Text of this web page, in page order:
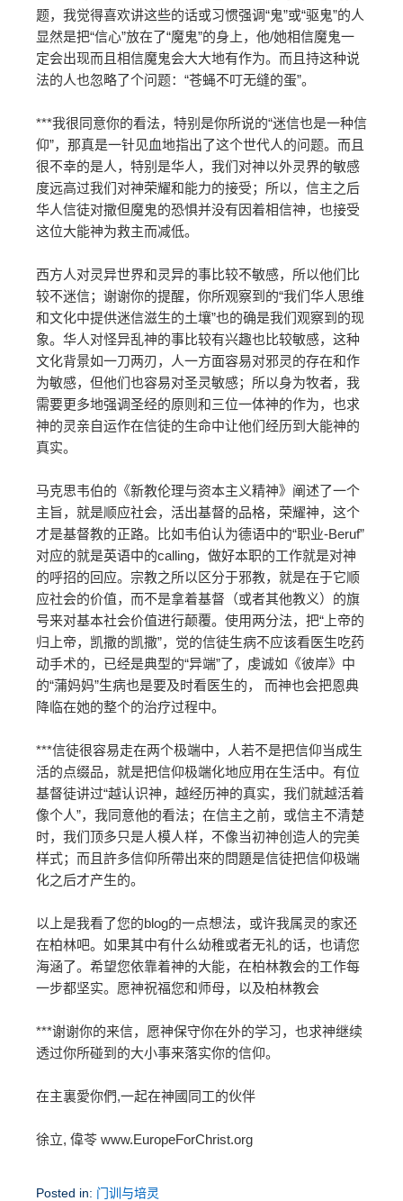
题，我觉得喜欢讲这些的话或习惯强调“鬼”或“驱鬼”的人
显然是把“信心”放在了“魔鬼”的身上，他/她相信魔鬼一
定会出现而且相信魔鬼会大大地有作为。而且持这种说
法的人也忽略了个问题：“苍蝇不叮无缝的蛋”。
***我很同意你的看法，特别是你所说的“迷信也是一种信
仰”，那真是一针见血地指出了这个世代人的问题。而且
很不幸的是人，特别是华人，我们对神以外灵界的敏感
度远高过我们对神荣耀和能力的接受；所以，信主之后
华人信徒对撒但魔鬼的恐惧并没有因着相信神，也接受
这位大能神为救主而减低。
西方人对灵异世界和灵异的事比较不敏感，所以他们比
较不迷信；谢谢你的提醒，你所观察到的“我们华人思维
和文化中提供迷信滋生的土壤”也的确是我们观察到的现
象。华人对怪异乱神的事比较有兴趣也比较敏感，这种
文化背景如一刀两刃，人一方面容易对邪灵的存在和作
为敏感，但他们也容易对圣灵敏感；所以身为牧者，我
需要更多地强调圣经的原则和三位一体神的作为，也求
神的灵亲自运作在信徒的生命中让他们经历到大能神的
真实。
马克思韦伯的《新教伦理与资本主义精神》阐述了一个
主旨，就是顺应社会，活出基督的品格，荣耀神，这个
才是基督教的正路。比如韦伯认为德语中的“职业-Beruf”
对应的就是英语中的calling，做好本职的工作就是对神
的呼招的回应。宗教之所以区分于邪教，就是在于它顺
应社会的价值，而不是拿着基督（或者其他教义）的旗
号来对基本社会价值进行颠覆。使用两分法，把“上帝的
归上帝，凯撒的凯撒”，觉的信徒生病不应该看医生吃药
动手术的，已经是典型的“异端”了，虔诚如《彼岸》中
的“蒲妈妈”生病也是要及时看医生的， 而神也会把恩典
降临在她的整个的治疗过程中。
***信徒很容易走在两个极端中，人若不是把信仰当成生
活的点缀品，就是把信仰极端化地应用在生活中。有位
基督徒讲过“越认识神，越经历神的真实，我们就越活着
像个人”，我同意他的看法；在信主之前，或信主不清楚
时，我们顶多只是人模人样，不像当初神创造人的完美
样式；而且許多信仰所帶出來的問題是信徒把信仰极端
化之后才产生的。
以上是我看了您的blog的一点想法，或许我属灵的家还
在柏林吧。如果其中有什么幼稚或者无礼的话，也请您
海涵了。希望您依靠着神的大能，在柏林教会的工作每
一步都坚实。愿神祝福您和师母，以及柏林教会
***谢谢你的来信，愿神保守你在外的学习，也求神继续
透过你所碰到的大小事来落实你的信仰。
在主裏愛你們,一起在神國同工的伙伴
徐立, 偉苓 www.EuropeForChrist.org
Posted in: 门训与培灵